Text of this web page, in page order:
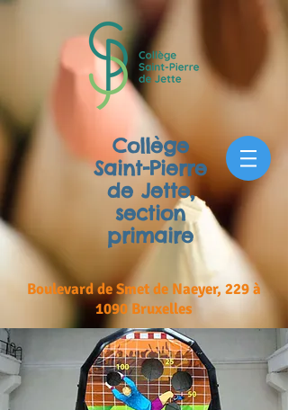
Collège
Saint-Pierre
de Jette,
section
primaire
Boulevard de Smet de Naeyer, 229 à
1090 Bruxelles